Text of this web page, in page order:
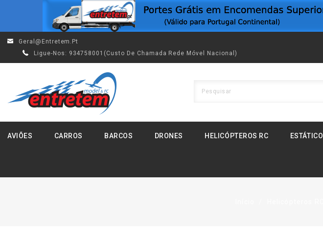
Geral@entretem.pt
Ligue-Nos: 934758001(custo De Chamada Rede Móvel Nacional)
AVIÕES CARROS BARCOS DRONES HELICÓPTEROS RC ESTÁTICO